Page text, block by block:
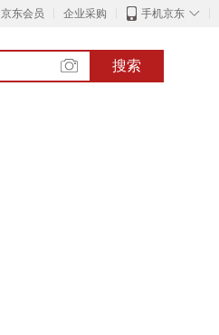
京东会员 企业采购 ◇
手机京东
搜索